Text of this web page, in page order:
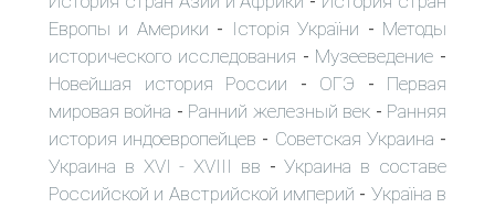
Европы и Америки - Історія України - Методы
исторического исследования - Музееведение -
Новейшая история России - ОГЭ - Первая
мировая война - Ранний железный век - Ранняя
история индоевропейцев - Советская Украина -
Украина в XVI - XVIII вв -Украина в составе
Российской и Австрийской империй - Україна в